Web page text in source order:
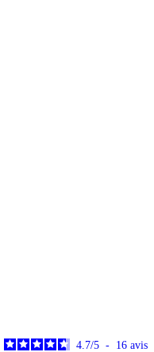
4.7/5 - 16 avis